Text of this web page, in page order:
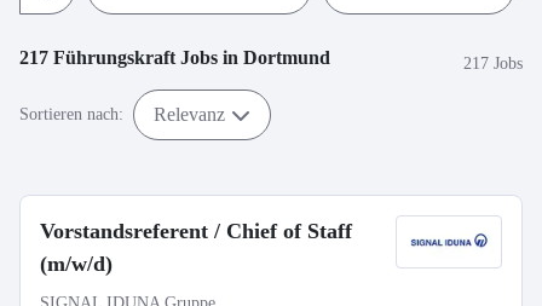
217 Führungskraft Jobs in Dortmund 217 Jobs
Sortieren nach: Relevanz
Vorstandsreferent / Chief of Staff
(m/w/d)